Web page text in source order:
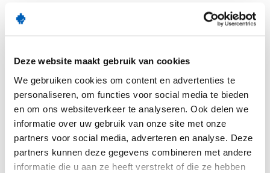
Deze website maakt gebruik van cookies
We gebruiken cookies om content en advertenties te
personaliseren, om functies voor social media te bieden
en om ons websiteverkeer te analyseren. Ook delen we
informatie over uw gebruik van onze site met onze
partners voor social media, adverteren en analyse. Deze
partners kunnen deze gegevens combineren met andere
informatie die u aan ze heeft verstrekt of die ze hebben
Laat vóór de kerstvakantie weten dat je
jullie kunnen betekenen. We verdelen de inzet
van onze collega’s zo dat zoveel mogelijk scholen
gebruik kunnen maken van onze ondersteuning.